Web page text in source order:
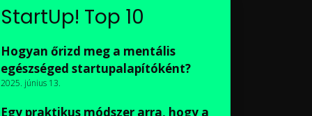
StartUp! Top 10
Hogyan őrizd meg a mentális
egészséged startupalapítóként?
2025. június 13.
Egy praktikus módszer arra, hogy a